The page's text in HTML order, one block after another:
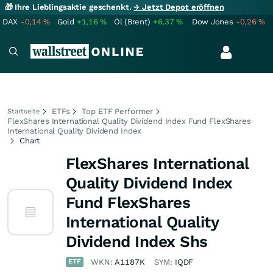
🎁 Ihre Lieblingsaktie geschenkt.→ Jetzt Depot eröffnen
DAX -0,14% Gold +1,16% Öl (Brent) +6,37% Dow Jones -0,26%
Startseite ETFs
Top ETF Performer
FlexShares International Quality Dividend Index Fund FlexShares
International Quality Dividend Index
Chart
FlexShares International
Quality Dividend Index
Fund FlexShares
International Quality
Dividend Index Shs
ETF WKN:A1187K SYM: IQDF